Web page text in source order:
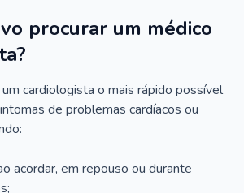
procurar um médico
cardiologista o mais rápido possível
de problemas cardíacos ou
acordar, em repouso ou durante